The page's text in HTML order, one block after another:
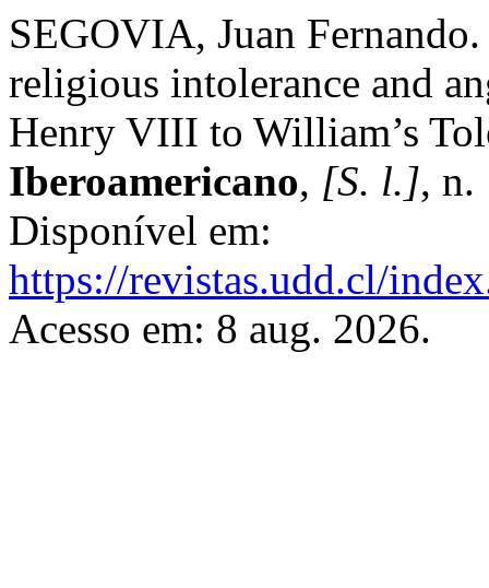
SEGOVIA, Juan
religious intolerance and
Henry VIII to William’s
Iberoamericano, [S. l.], n.
Disponível em:
https://revistas.udd.cl/
Acesso em: 8 aug. 2026.